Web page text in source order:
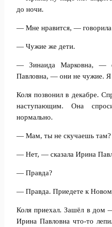
до ночи.
— Мне нравится, —
— Чужие же дети.
— Зинаида Марковна, —
Павловна, — они не чужие. Я
Коля позвонил в декабре.
наступающим. Она
нормально.
— Мам, ты не скучаешь там?
— Нет, — сказала Ирина
— Правда?
— Правда. Приедете к
Коля приехал. Зашёл в дом
Ирина Павловна что-то